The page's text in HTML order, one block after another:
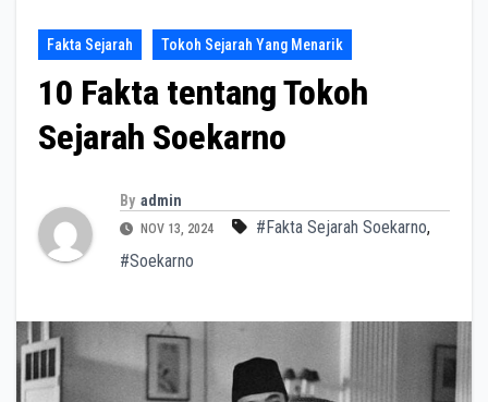
Fakta Sejarah Tokoh Sejarah Yang Menarik
10 Fakta tentang Tokoh
Sejarah Soekarno
By admin
NOV 13, 2024 #Fakta Sejarah Soekarno,
#Soekarno